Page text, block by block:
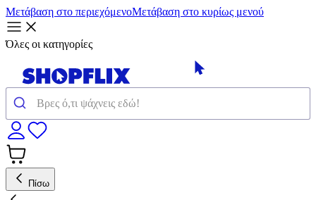
Μετάβαση στο περιεχόμενοΜετάβαση στο κυρίως μενού
Όλες οι κατηγορίες
Πίσω